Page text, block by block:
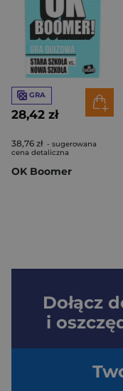
GRA
28,42 zł
38,76 zł - sugerowana
cena detaliczna
OK Boomer
Dołącz
i